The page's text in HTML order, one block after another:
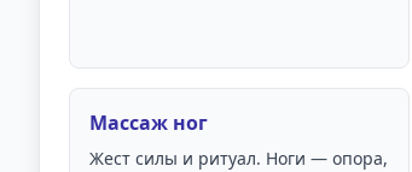
Массаж ног
Жест силы и ритуал. Ноги — опора,